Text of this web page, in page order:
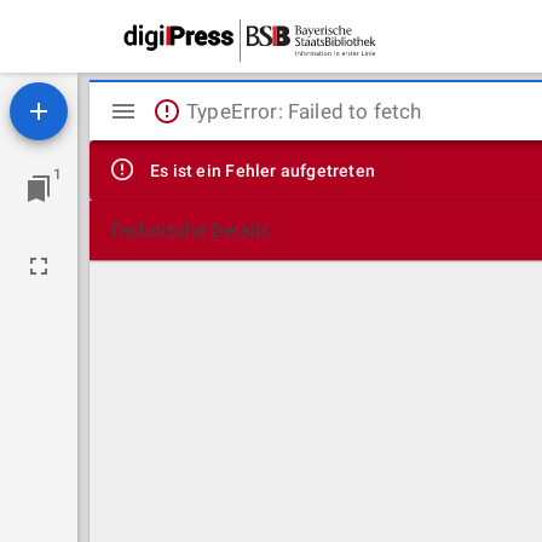
1
Mirador
Viewer
TypeError: Failed to fetch
Es ist ein Fehler aufgetreten
Technische Details